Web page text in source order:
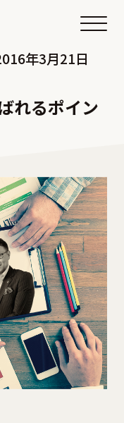
メニ
年3月21日
れるポイン